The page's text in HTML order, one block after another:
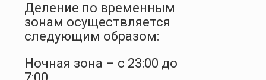
Деление по временным
зонам осуществляется
следующим образом:
Ночная зона – с 23:00 до